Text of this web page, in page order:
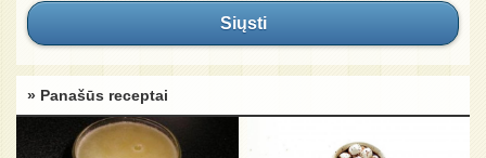
Siųsti
» Panašūs receptai